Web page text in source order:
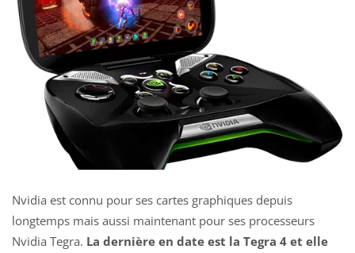
Nvidia est connu pour ses cartes graphiques depuis
longtemps mais aussi maintenant pour ses processeurs
Nvidia Tegra. La dernière en date est la Tegra 4 et elle